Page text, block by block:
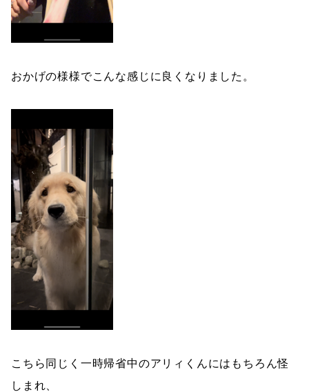
おかげの様様でこんな感じに良くなりました。
こちら同じく一時帰省中のアリィくんにはもちろん怪
しまれ、